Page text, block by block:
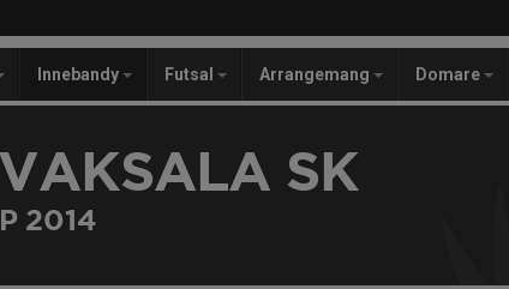
Innebandy Futsal Arrangemang Domare
VAKSALA SK
P 2014